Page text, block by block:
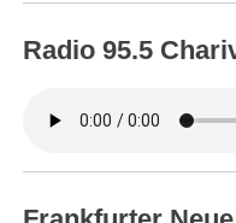
Radio 95.5